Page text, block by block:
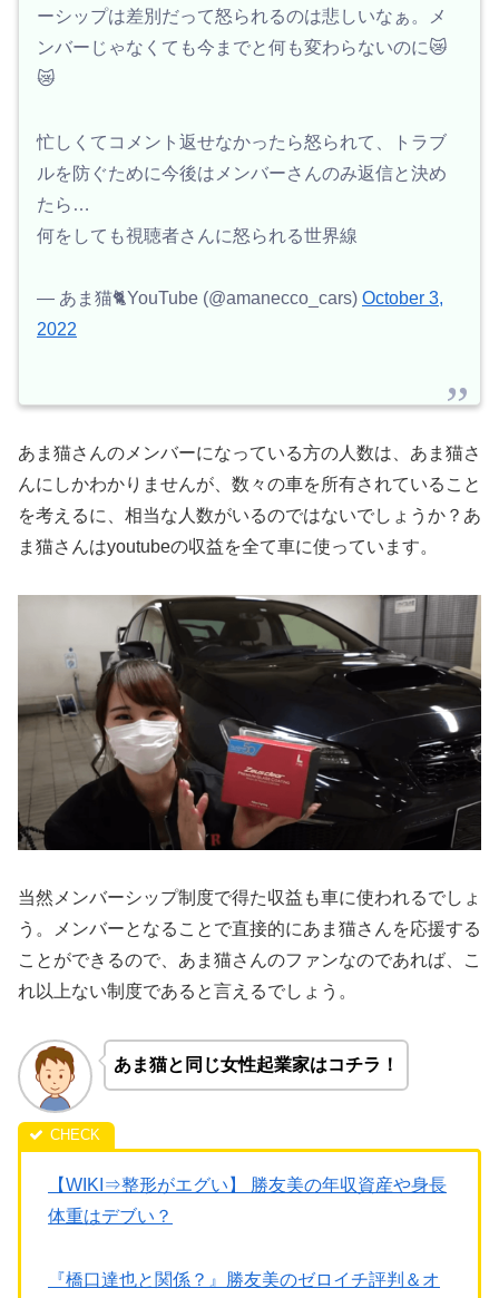
ーシップは差別だって怒られるのは悲しいなぁ。メ
ンバーじゃなくても今までと何も変わらないのに😿
😿
忙しくてコメント返せなかったら怒られて、トラブ
ルを防ぐために今後はメンバーさんのみ返信と決め
たら…
何をしても視聴者さんに怒られる世界線
— あま猫🐈YouTube (@amanecco_cars) October 3,
2022
あま猫さんのメンバーになっている方の人数は、あま猫さ
んにしかわかりませんが、数々の車を所有されていること
を考えるに、相当な人数がいるのではないでしょうか？あ
ま猫さんはyoutubeの収益を全て車に使っています。
当然メンバーシップ制度で得た収益も車に使われるでしょ
う。メンバーとなることで直接的にあま猫さんを応援する
ことができるので、あま猫さんのファンなのであれば、こ
れ以上ない制度であると言えるでしょう。
あま猫と同じ女性起業家はコチラ！
【WIKI⇒整形がエグい】 勝友美の年収資産や身長
体重はデブい？
『橋口達也と関係？』勝友美のゼロイチ評判＆オ